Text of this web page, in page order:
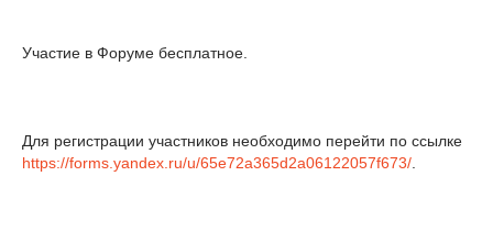
Участие в Форуме бесплатное.
Для регистрации участников необходимо перейти по ссылке
https://forms.yandex.ru/u/65e72a365d2a06122057f673/.